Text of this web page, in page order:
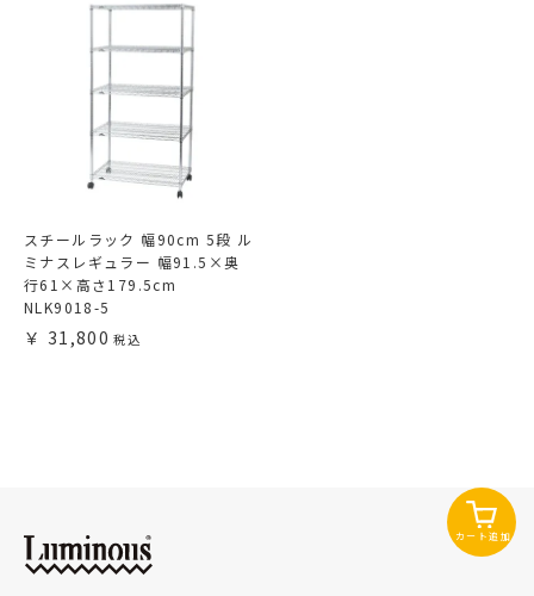
スチールラック 幅90cm 5段 ル
ミナスレギュラー 幅91.5×奥
行61×高さ179.5cm
NLK9018-5
31,800
カート追加